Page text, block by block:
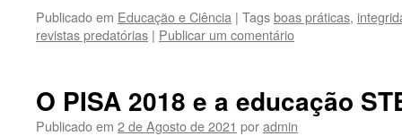
Publicado em Educação e Ciência | Tagsboas práticas,
revistas predatórias | Publicar um comentário
O PISA 2018 e a educação
Publicado em 2 de Agosto de 2021 poradmin